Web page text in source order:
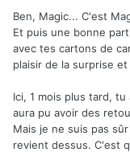
Ben, Magic... C'est
Et puis une bonne
avec tes cartons de
plaisir de la surprise
Ici, 1 mois plus tard,
aura pu avoir des
Mais je ne suis pas
revient dessus. C'est